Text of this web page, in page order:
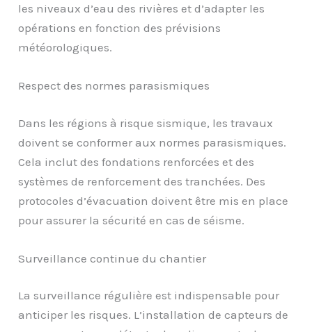
les niveaux d’eau des rivières et d’adapter les
opérations en fonction des prévisions
météorologiques.
Respect des normes parasismiques
Dans les régions à risque sismique, les travaux
doivent se conformer aux normes parasismiques.
Cela inclut des fondations renforcées et des
systèmes de renforcement des tranchées. Des
protocoles d’évacuation doivent être mis en place
pour assurer la sécurité en cas de séisme.
Surveillance continue du chantier
La surveillance régulière est indispensable pour
anticiper les risques. L’installation de capteurs de